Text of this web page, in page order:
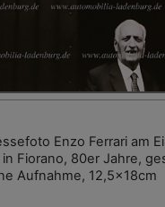
Enzo Ferrari am
Fiorano, 80er Jahre,
Aufnahme, 12,5x18cm